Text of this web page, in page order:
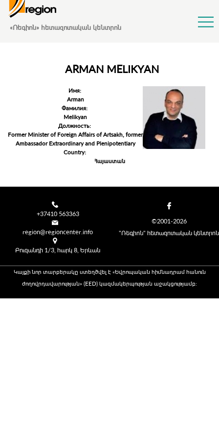
«Ռեգիոն» հետազոտական կենտրոն
ARMAN MELIKYAN
Имя:
Arman
Фамилия:
Melikyan
Должность:
Former Minister of Foreign Affairs of Artsakh, former
Ambassador Extraordinary and Plenipotentiary
Country:
Հայաստան
©2001-2026
"Ռեգիոն" հետազոտական կենտրոն
+37410 563363
region@regioncenter.info
Բուզանդի 1/3, հարկ 8, Երևան
Կայքի նոր տարբերակը ստեղծվել է «Եվրոպական հիմնադրամ հանուն
ժողովրդավարության» (EED) կազմակերպության աջակցությամբ։